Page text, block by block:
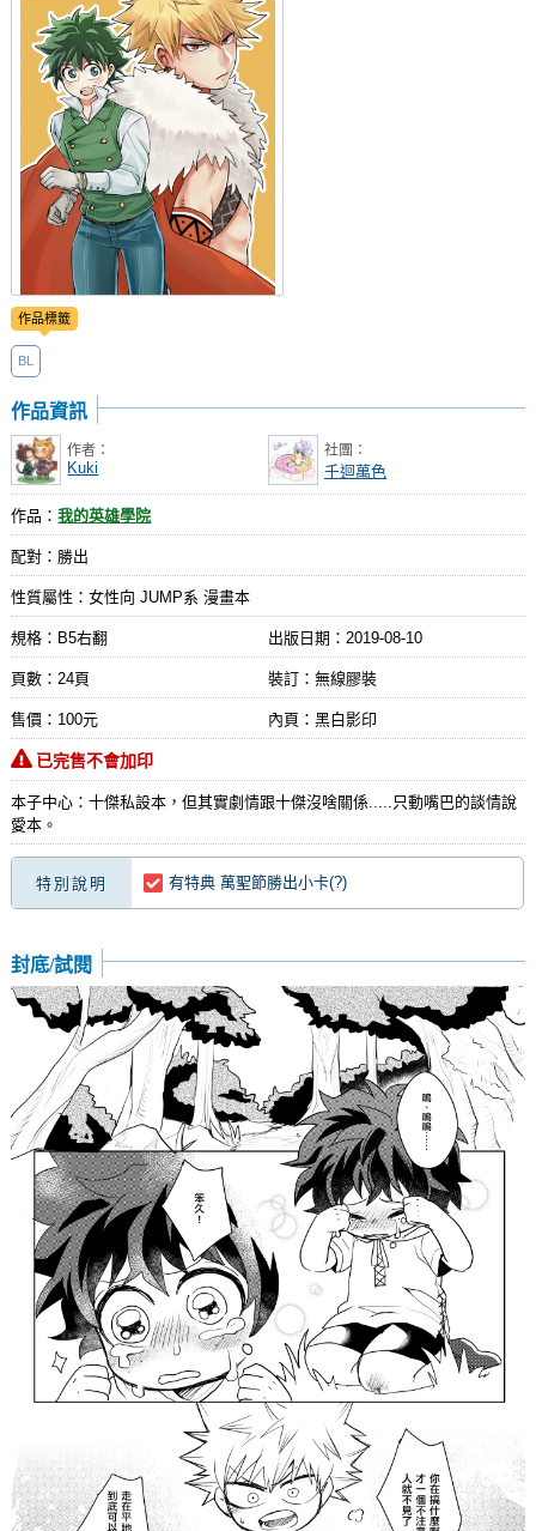
登入
作品標籤
BL
作品資訊
作者：
Kuki
社團：
千迴萬色
作品：我的英雄學院
配對：勝出
性質屬性：女性向 JUMP系 漫畫本
規格：B5右翻 出版日期： 2019-08-10
頁數：24頁 裝訂：無線膠裝
售價：100元 內頁：黑白影印
已完售不會加印
本子中心：十傑私設本，但其實劇情跟十傑沒啥關係.....只動嘴巴的談情說
愛本。
特別說明 有特典 萬聖節勝出小卡(?)
封底/試閱